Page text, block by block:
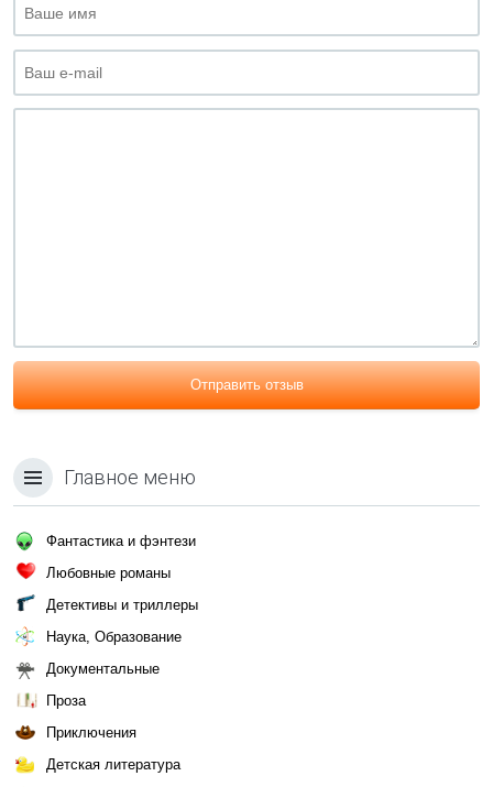
Отправить отзыв
Главное меню
Фантастика и фэнтези
Любовные романы
Детективы и триллеры
Наука, Образование
Документальные
Проза
Приключения
Детская литература